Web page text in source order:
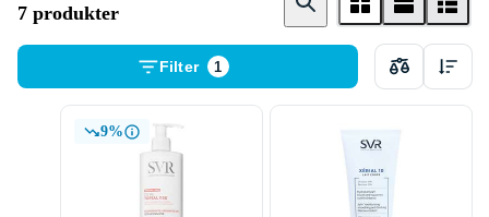
7 produkter
Filter 1
9%